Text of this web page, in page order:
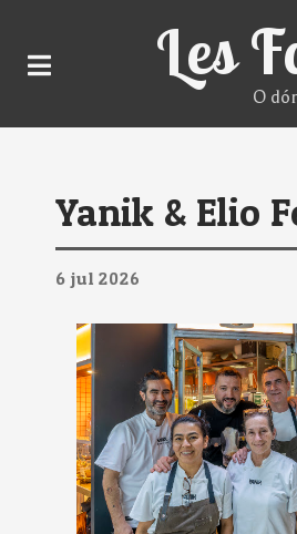
Les
O
Yanik & Elio
6 jul 2026